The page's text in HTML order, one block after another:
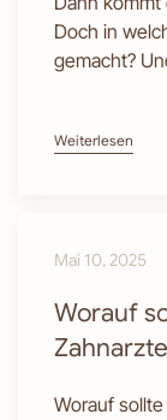
Doch in
gemacht?
Weiterlesen
Mai 10, 2025
Worauf
Worauf